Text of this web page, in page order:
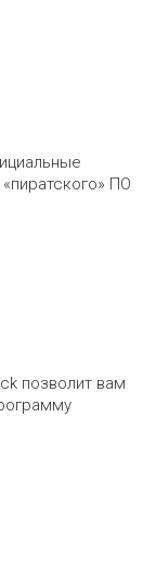
ПО
позволит вам